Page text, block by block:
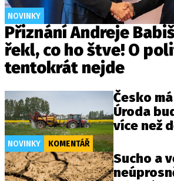
NOVINKY
Přiznání Andreje
řekl, co ho štve! O
tentokrát nejde
NOVINKY KOMENTÁŘ
Česko
Úroda
více než
Sucho a